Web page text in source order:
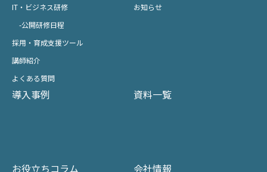
IT・ビジネス研修
-公開研修日程
採用・育成支援ツール
講師紹介
よくある質問
お知らせ
導入事例
お役立ちコラム
資料一覧
会社情報